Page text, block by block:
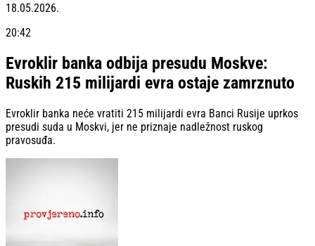
18.05.2026.
20:42
Evroklir banka odbija presudu Moskve:
Ruskih 215 milijardi evra ostaje zamrznuto
Evroklir banka neće vratiti 215 milijardi evra Banci Rusije uprkos
presudi suda u Moskvi, jer ne priznaje nadležnost ruskog
pravosuđa.